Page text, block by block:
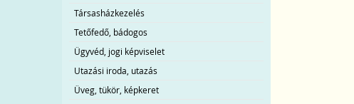
Társasházkezelés
Tetőfedő, bádogos
Ügyvéd, jogi képviselet
Utazási iroda, utazás
Üveg, tükör, képkeret